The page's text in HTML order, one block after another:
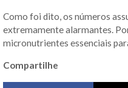
Como foi dito, os números
extremamente alarmantes.
micronutrientes essenciais
Compartilhe